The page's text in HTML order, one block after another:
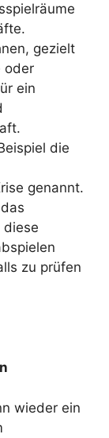
gezielt
oder
ein
die
genannt.
diese
zu prüfen
wieder ein